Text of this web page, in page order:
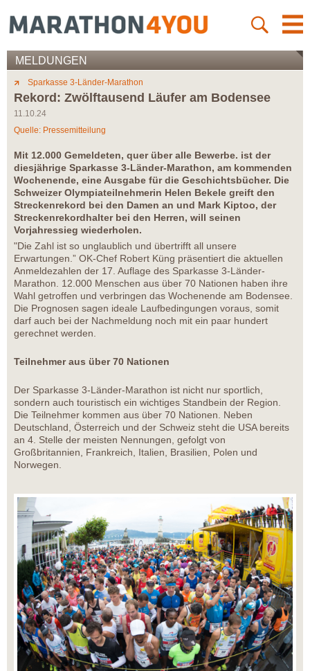
MELDUNGEN
Sparkasse 3-Länder-Marathon
Rekord: Zwölftausend Läufer am Bodensee
11.10.24
Quelle: Pressemitteilung
Mit 12.000 Gemeldeten, quer über alle Bewerbe. ist der
diesjährige Sparkasse 3-Länder-Marathon, am kommenden
Wochenende, eine Ausgabe für die Geschichtsbücher. Die
Schweizer Olympiateilnehmerin Helen Bekele greift den
Streckenrekord bei den Damen an und Mark Kiptoo, der
Streckenrekordhalter bei den Herren, will seinen
Vorjahressieg wiederholen.
"Die Zahl ist so unglaublich und übertrifft all unsere
Erwartungen.” OK-Chef Robert Küng präsentiert die aktuellen
Anmeldezahlen der 17. Auflage des Sparkasse 3-Länder-
Marathon. 12.000 Menschen aus über 70 Nationen haben ihre
Wahl getroffen und verbringen das Wochenende am Bodensee.
Die Prognosen sagen ideale Laufbedingungen voraus, somit
darf auch bei der Nachmeldung noch mit ein paar hundert
gerechnet werden.
Teilnehmer aus über 70 Nationen
Der Sparkasse 3-Länder-Marathon ist nicht nur sportlich,
sondern auch touristisch ein wichtiges Standbein der Region.
Die Teilnehmer kommen aus über 70 Nationen. Neben
Deutschland, Österreich und der Schweiz steht die USA bereits
an 4. Stelle der meisten Nennungen, gefolgt von
Großbritannien, Frankreich, Italien, Brasilien, Polen und
Norwegen.